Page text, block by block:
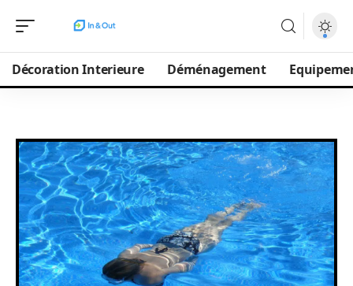
Décoration Interieure Déménagement